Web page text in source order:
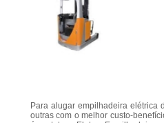
Para alugar empilhadeira elétrica
outras com o melhor custo-